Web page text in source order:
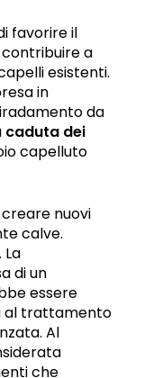
favorire il
a
esistenti.
in
da
caduta dei
capelluto
nuovi
calve.
di un
essere
al trattamento
Al
che